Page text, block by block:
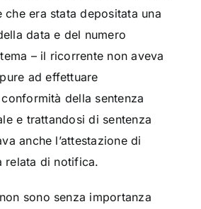
che era stata depositata una
data e del numero
– il ricorrente non aveva
ad effettuare
della sentenza
e trattandosi di sentenza
anche l’attestazione di
relata di notifica.
sono senza importanza